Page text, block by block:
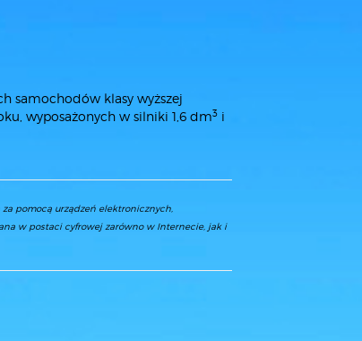
samochodów klasy wyższej
wyposażonych w silniki 1,6 dm3 i
pomocą urządzeń elektronicznych,
w postaci cyfrowej zarówno w Internecie, jak i